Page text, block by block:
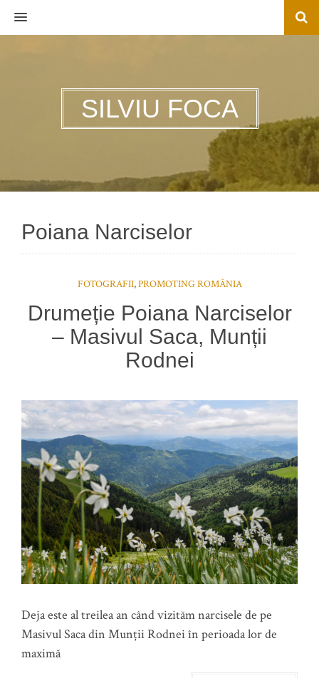
MENU
SILVIU FOCA
Poiana Narciselor
FOTOGRAFII,PROMOTING ROMÂNIA
Drumeție Poiana Narciselor
– Masivul Saca, Munții
Rodnei
Deja este al treilea an când vizităm narcisele de pe
Masivul Saca din Munții Rodnei în perioada lor de
maximă